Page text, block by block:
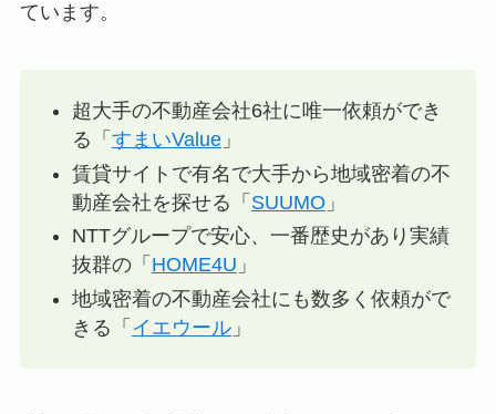
ています。
超大手の不動産会社6社に唯一依頼ができ
る「 すまいValue」
賃貸サイトで有名で大手から地域密着の不
動産会社を探せる「 SUUMO 」
NTTグループで安心、一番歴史があり実績
抜群の「 HOME4U 」
地域密着の不動産会社にも数多く依頼がで
きる「 イエウール」